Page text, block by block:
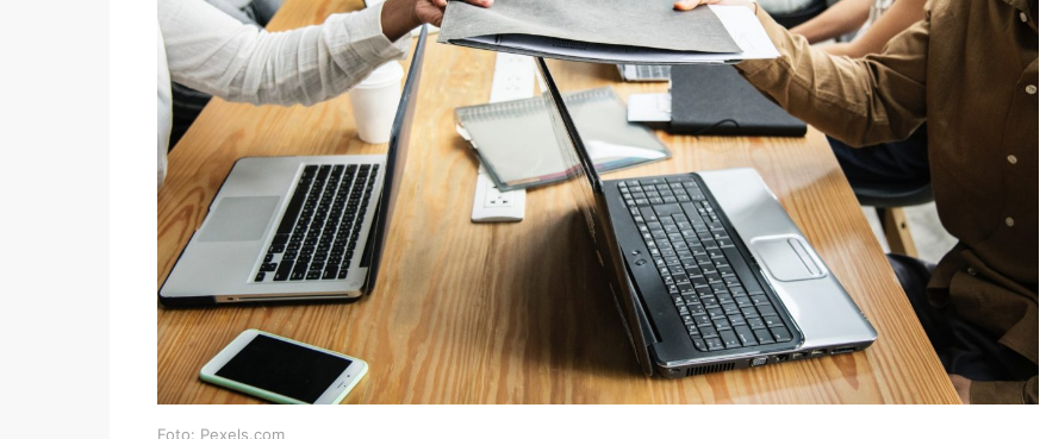
Foto: Pexels.com